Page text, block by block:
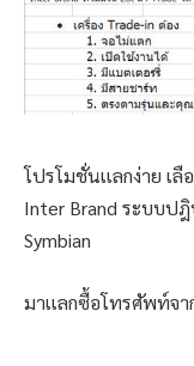
โปรโมชั่นเเลกง่าย เ
Inter Brand ระบบปฎิ
Symbian
มาเเลกซื้อโทรศัพท์จ